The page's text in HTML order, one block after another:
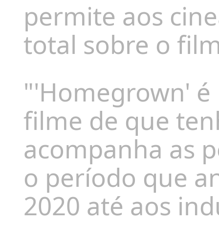
permite aos
total sobre o
"'Homegrown'
filme de que
acompanha as
o período que
2020 até aos